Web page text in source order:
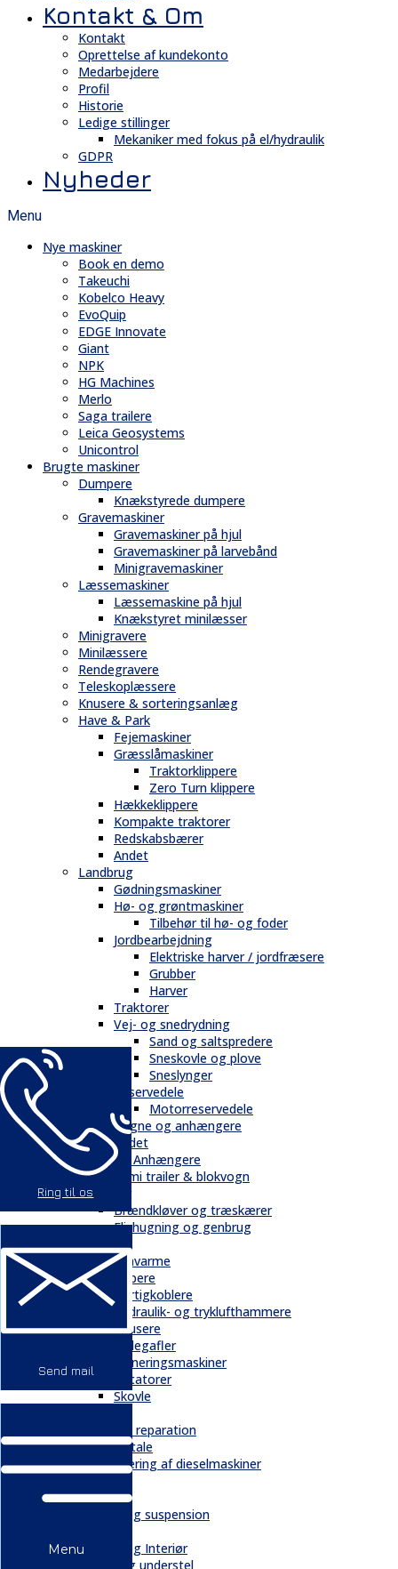
Ring til os
Send mail
Menu
Kontakt & Om
Kontakt
Oprettelse af kundekonto
Medarbejdere
Profil
Historie
Ledige stillinger
Mekaniker med fokus på el/hydraulik
GDPR
Nyheder
Menu
Nye maskiner
Book en demo
Takeuchi
Kobelco Heavy
EvoQuip
EDGE Innovate
Giant
NPK
HG Machines
Merlo
Saga trailere
Leica Geosystems
Unicontrol
Brugte maskiner
Dumpere
Knækstyrede dumpere
Gravemaskiner
Gravemaskiner på hjul
Gravemaskiner på larvebånd
Minigravemaskiner
Læssemaskiner
Læssemaskine på hjul
Knækstyret minilæsser
Minigravere
Minilæssere
Rendegravere
Teleskoplæssere
Knusere & sorteringsanlæg
Have & Park
Fejemaskiner
Græsslåmaskiner
Traktorklippere
Zero Turn klippere
Hækkeklippere
Kompakte traktorer
Redskabsbærer
Andet
Landbrug
Gødningsmaskiner
Hø- og grøntmaskiner
Tilbehør til hø- og foder
Jordbearbejdning
Elektriske harver / jordfræsere
Grubber
Harver
Traktorer
Vej- og snedrydning
Sand og saltspredere
Sneskovle og plove
Sneslynger
Reservedele
Motorreservedele
Vogne og anhængere
Andet
Trailere / Anhængere
Semi trailer & blokvogn
Skovbrug
Brændkløver og træskærer
Flishugning og genbrug
Tilbehør
Gravarme
Gribere
Hurtigkoblere
Hydraulik- og tryklufthammere
Knusere
Pallegafler
Planeringsmaskiner
Rotatorer
Skovle
Service & reparation
Serviceaftale
Elektrificering af dieselmaskiner
Bånd
Chassis og suspension
Kabiner og Interiør
Kæder og understel